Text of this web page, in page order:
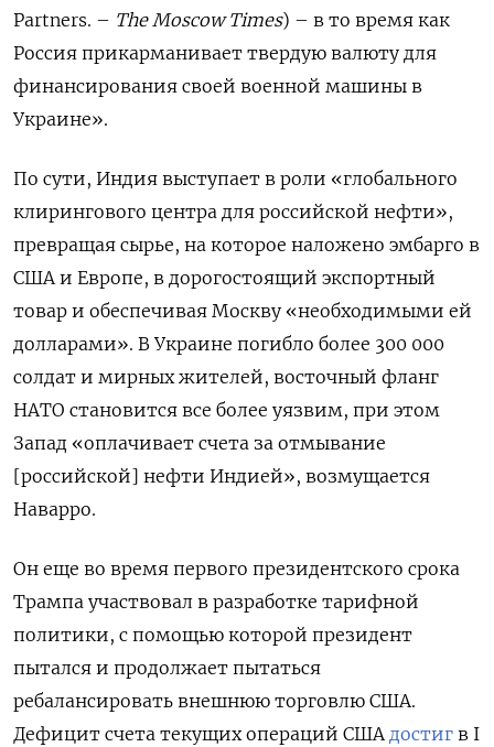
Partners. – The Moscow Times) – в то время как
Россия прикарманивает твердую валюту для
финансирования своей военной машины в
Украине».
По сути, Индия выступает в роли «глобального
клирингового центра для российской нефти»,
превращая сырье, на которое наложено эмбарго в
США и Европе, в дорогостоящий экспортный
товар и обеспечивая Москву «необходимыми ей
долларами». В Украине погибло более 300 000
солдат и мирных жителей, восточный фланг
НАТО становится все более уязвим, при этом
Запад «оплачивает счета за отмывание
[российской] нефти Индией», возмущается
Наварро.
Он еще во время первого президентского срока
Трампа участвовал в разработке тарифной
политики, с помощью которой президент
пытался и продолжает пытаться
ребалансировать внешнюю торговлю США.
Дефицит счета текущих операций СШАдостиг в I